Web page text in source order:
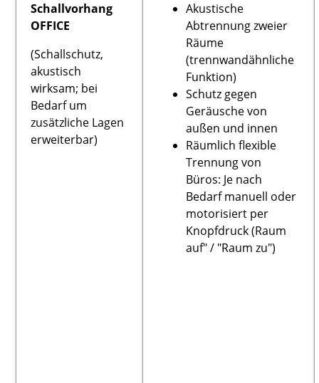
Schallvorhang
OFFICE
(Schallschutz,
akustisch
wirksam; bei
Bedarf um
zusätzliche Lagen
erweiterbar)
Akustische
Abtrennung zweier
Räume
(trennwandähnliche
Funktion)
Schutz gegen
Geräusche von
außen und innen
Räumlich flexible
Trennung von
Büros: Je nach
Bedarf manuell oder
motorisiert per
Knopfdruck (Raum
auf" / "Raum zu")